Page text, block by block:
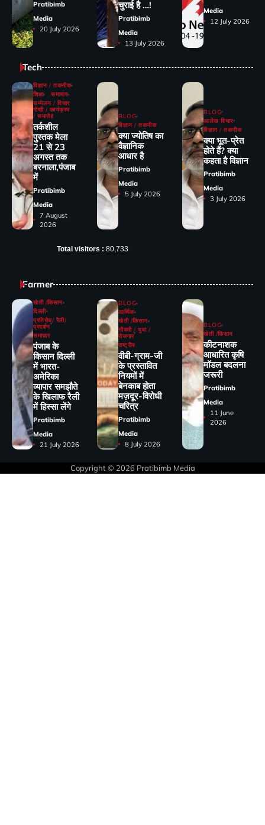
Pratibimb
Media
20 July 2026
चुराई है …!
Pratibimb
Media
13 July 2026
Media
12 July 2026
Tech
विज्ञान / तकनीक
शिक्षा
समाचार
सम्मेलन / विचार
गोष्ठी / कार्यक्रम
/ समारोह
तर्कशील
पुस्तक मेला
21 से 23
अगस्त तक
बरनाला,पंजाब
में
Pratibimb
Media
7 August
2026
BLOG
विज्ञान / तकनीक
क्या ज्योतिष का
वैज्ञानिक
आधार है
Pratibimb
Media
5 July 2026
BLOG
आलेख विचार
विज्ञान / तकनीक
क्या भूत-प्रेत
होते हैं? क्या
कहता है विज्ञान
Pratibimb
Media
3 July 2026
Total visitors : 80,733
Farmer
खेती /किसान
दिल्ली
प्रतिरोध/ रैली/
प्रदर्शन
समाचार
पंजाब के
किसान दिल्ली
में भारत-
अमेरिका
व्यापार समझौते
के खिलाफ रैली
में हिस्सा लेंगे
Pratibimb
Media
21 July 2026
BLOG
आर्थिक
खेती /किसान
नौकरी / युवा /
रोजगार
राष्ट्रीय
वीबी-ग्राम-जी
के प्रस्तावित
नियमों में
बेनकाब होता
मज़दूर-विरोधी
चरित्र
Pratibimb
Media
8 July 2026
BLOG
खेती /किसान
कीटनाशक
आधारित कृषि
मॉडल बदलना
जरूरी
Pratibimb
Media
11 June
2026
Copyright © 2026 Pratibimb Media